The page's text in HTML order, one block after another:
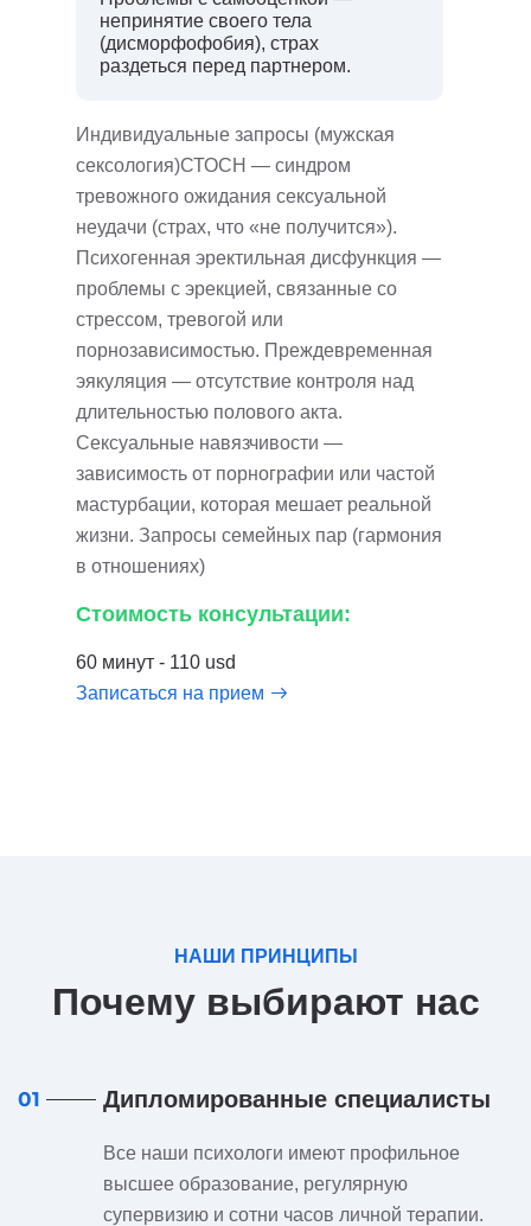
непринятие своего тела
(дисморфофобия), страх
раздеться перед партнером.
Индивидуальные запросы (мужская
сексология)СТОСН — синдром
тревожного ожидания сексуальной
неудачи (страх, что «не получится»).
Психогенная эректильная дисфункция —
проблемы с эрекцией, связанные со
стрессом, тревогой или
порнозависимостью. Преждевременная
эякуляция — отсутствие контроля над
длительностью полового акта.
Сексуальные навязчивости —
зависимость от порнографии или частой
мастурбации, которая мешает реальной
жизни. Запросы семейных пар (гармония
в отношениях)
Стоимость консультации:
60 минут - 110 usd
Записаться на прием
НАШИ ПРИНЦИПЫ
Почему выбирают нас
01 Дипломированные специалисты
Все наши психологи имеют профильное
высшее образование, регулярную
супервизию и сотни часов личной терапии.